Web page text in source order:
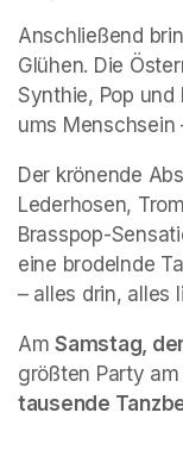
Anschließend
Glühen. Die
Synthie, Pop und
ums Menschsein
Der krönende
Lederhosen,
Brasspop-
eine brodelnde
– alles drin, alles
Am Samstag,
größten Party
tausende